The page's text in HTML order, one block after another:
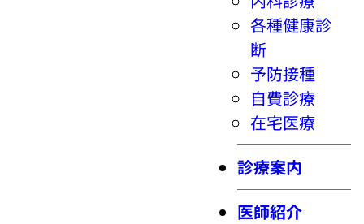
各種健康診
断
予防接種
自費診療
在宅医療
診療案内
医師紹介